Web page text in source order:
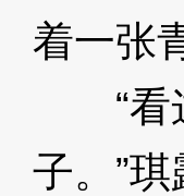
着一张
“看
子。”